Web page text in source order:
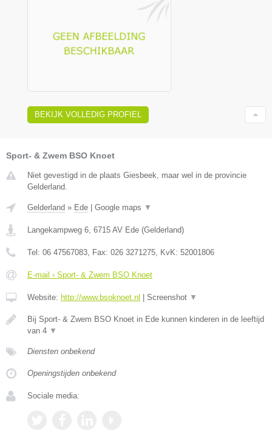
BEKIJK VOLLEDIG PROFIEL
Sport- & Zwem BSO Knoet
Niet gevestigd in de plaats Giesbeek, maar wel in de provincie
Gelderland.
Gelderland » Ede | Google maps ▼
Langekampweg 6 6715 AV Ede (Gelderland)
Tel: 06 47567083 , Fax: 026 3271275 , KvK: 52001806
E-mail › Sport- & Zwem BSO Knoet
Website: http://www.bsoknoet.nl | Screenshot ▼
Bij Sport- & Zwem BSO Knoet in Ede kunnen kinderen in de leeftijd
van 4 ▼
Diensten onbekend
Openingstijden onbekend
Sociale media: